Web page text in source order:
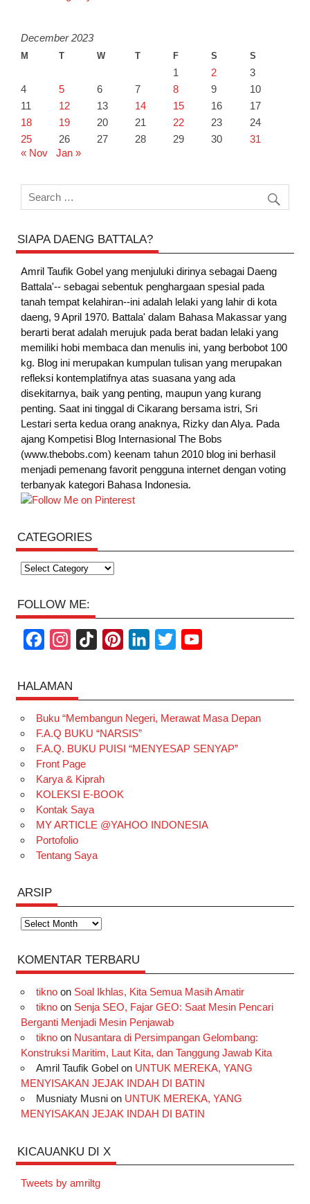
December 2023
M T W T F S S
1 2
3
4
5 6 7 8 9
10
11
12 13 14 15 16
17
18
19 20 21 22 23
24
25
26 27 28 29 30
31
« Nov
Jan »
SIAPA DAENG BATTALA?
Amril Taufik Gobelyang menjuluki dirinya sebagai Daeng
Battala'-- sebagai sebentuk penghargaan spesial pada
tanah tempat kelahiran--ini adalah lelaki yang lahir di kota
daeng, 9 April 1970. Battala' dalam Bahasa Makassar yang
berarti berat adalah merujuk pada berat badan lelaki yang
memiliki hobi membaca dan menulis ini, yang berbobot 100
kg. Blog ini merupakan kumpulan tulisan yang merupakan
refleksi kontemplatifnya atas suasana yang ada
disekitarnya, baik yang penting, maupun yang kurang
penting. Saat ini tinggal di Cikarang bersama istri, Sri
Lestari serta kedua orang anaknya, Rizky dan Alya. Pada
ajang Kompetisi Blog Internasional The Bobs
(www.thebobs.com) keenam tahun 2010 blog ini berhasil
menjadi pemenang favorit pengguna internet dengan voting
terbanyak kategori Bahasa Indonesia.
CATEGORIES
Categories
FOLLOW ME:
c
e
b
o
o
k
s
t
a
g
r
a
m
T
o
k
t
e
r
k
e
d
t
t
e
T
u
b
HALAMAN
Buku “Membangun Negeri, Merawat Masa Depan
F.A.Q BUKU “NARSIS”
F.A.Q. BUKU PUISI “MENYESAP SENYAP”
Front Page
Karya & Kiprah
KOLEKSI E-BOOK
Kontak Saya
MY ARTICLE @YAHOO INDONESIA
Portofolio
Tentang Saya
ARSIP
Arsip
KOMENTAR TERBARU
tiknoon Soal Ikhlas, Kita Semua Masih Amatir
tiknoon Senja SEO, Fajar GEO: Saat Mesin Pencari
Berganti Menjadi Mesin Penjawab
tiknoon Nusantara di Persimpangan Gelombang:
Konstruksi Maritim, Laut Kita, dan Tanggung Jawab Kita
Amril Taufik Gobelon UNTUK MEREKA, YANG
MENYISAKAN JEJAK INDAH DI BATIN
Musniaty Musnion UNTUK MEREKA, YANG
MENYISAKAN JEJAK INDAH DI BATIN
KICAUANKU DI X
Tweets by amriltg